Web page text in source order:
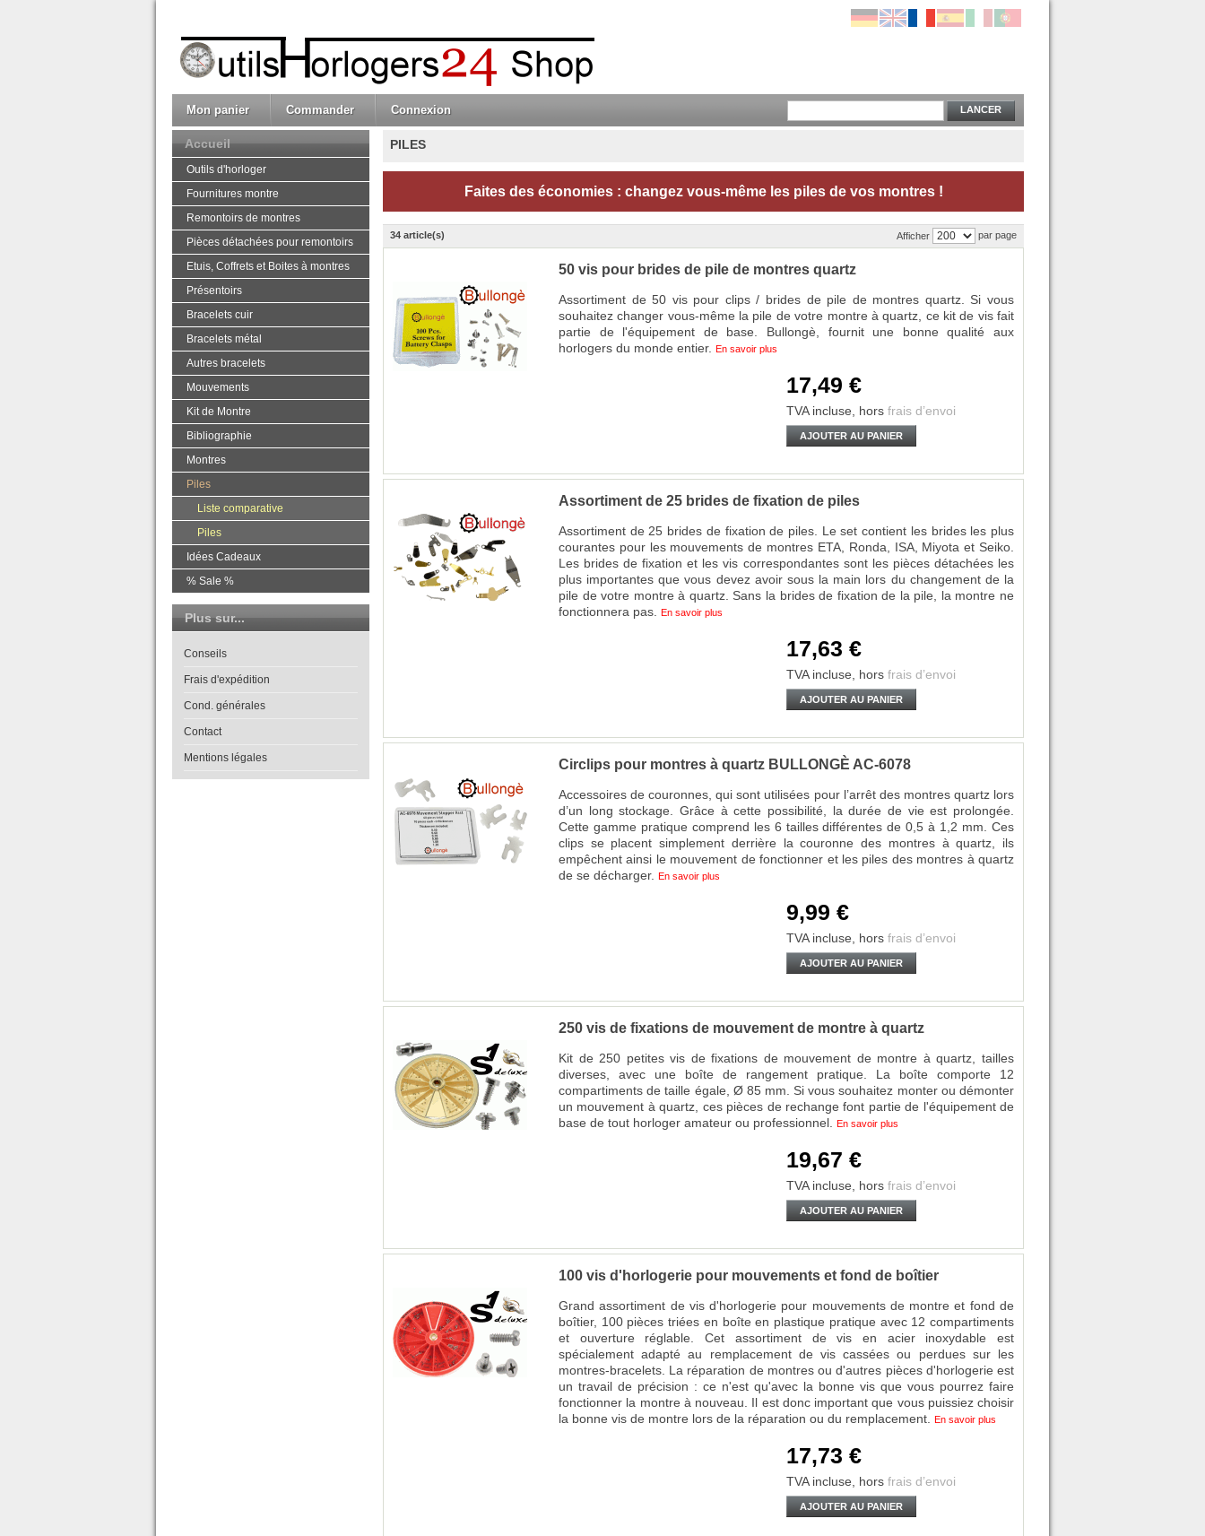
Mon panier Commander Connexion LANCER
PILES
Faites des économies : changez vous-même les piles de vos montres !
34 article(s) Afficher par page
50 vis pour brides de pile de montres quartz
Assortiment de 50 vis pour clips / brides de pile de montres quartz. Si vous
souhaitez changer vous-même la pile de votre montre à quartz, ce kit de vis fait
partie de l'équipement de base. Bullongè, fournit une bonne qualité aux
horlogers du monde entier. En savoir plus
17,49 €
TVA incluse, hors frais d’envoi
AJOUTER AU PANIER
Assortiment de 25 brides de fixation de piles
Assortiment de 25 brides de fixation de piles. Le set contient les brides les plus
courantes pour les mouvements de montres ETA, Ronda, ISA, Miyota et Seiko.
Les brides de fixation et les vis correspondantes sont les pièces détachées les
plus importantes que vous devez avoir sous la main lors du changement de la
pile de votre montre à quartz. Sans la brides de fixation de la pile, la montre ne
fonctionnera pas. En savoir plus
17,63 €
TVA incluse, hors frais d’envoi
AJOUTER AU PANIER
Circlips pour montres à quartz BULLONGÈ AC-6078
Accessoires de couronnes, qui sont utilisées pour l’arrêt des montres quartz lors
d’un long stockage. Grâce à cette possibilité, la durée de vie est prolongée.
Cette gamme pratique comprend les 6 tailles différentes de 0,5 à 1,2 mm. Ces
clips se placent simplement derrière la couronne des montres à quartz, ils
empêchent ainsi le mouvement de fonctionner et les piles des montres à quartz
de se décharger. En savoir plus
9,99 €
TVA incluse, hors frais d’envoi
AJOUTER AU PANIER
250 vis de fixations de mouvement de montre à quartz
Kit de 250 petites vis de fixations de mouvement de montre à quartz, tailles
diverses, avec une boîte de rangement pratique. La boîte comporte 12
compartiments de taille égale, Ø 85 mm. Si vous souhaitez monter ou démonter
un mouvement à quartz, ces pièces de rechange font partie de l'équipement de
base de tout horloger amateur ou professionnel. En savoir plus
19,67 €
TVA incluse, hors frais d’envoi
AJOUTER AU PANIER
100 vis d'horlogerie pour mouvements et fond de boîtier
Grand assortiment de vis d'horlogerie pour mouvements de montre et fond de
boîtier, 100 pièces triées en boîte en plastique pratique avec 12 compartiments
et ouverture réglable. Cet assortiment de vis en acier inoxydable est
spécialement adapté au remplacement de vis cassées ou perdues sur les
montres-bracelets. La réparation de montres ou d'autres pièces d'horlogerie est
un travail de précision : ce n'est qu'avec la bonne vis que vous pourrez faire
fonctionner la montre à nouveau. Il est donc important que vous puissiez choisir
la bonne vis de montre lors de la réparation ou du remplacement. En savoir plus
17,73 €
TVA incluse, hors frais d’envoi
AJOUTER AU PANIER
Accueil
Outils d'horloger
Fournitures montre
Remontoirs de montres
Pièces détachées pour remontoirs
Etuis, Coffrets et Boites à montres
Présentoirs
Bracelets cuir
Bracelets métal
Autres bracelets
Mouvements
Kit de Montre
Bibliographie
Montres
Piles
Liste comparative
Piles
Idées Cadeaux
% Sale %
Plus sur...
Conseils
Frais d'expédition
Cond. générales
Contact
Mentions légales